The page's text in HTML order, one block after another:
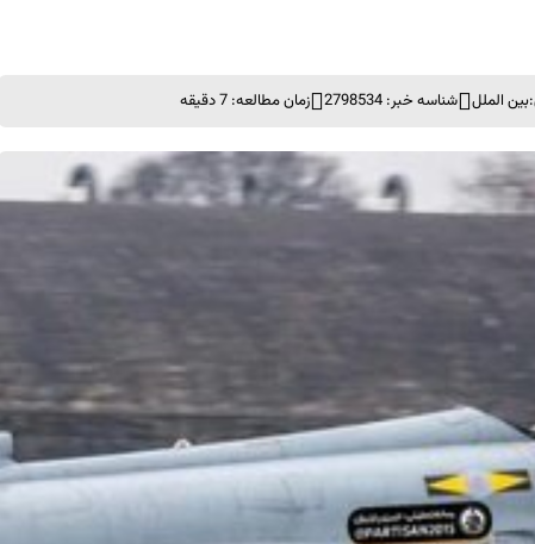
بین الملل شناسه خبر: 2798534 زمان مطالعه: 7 دقیقه